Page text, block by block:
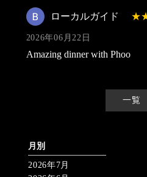
ローカルガイド
2026年06月22日
Amazing dinner with Phoo
一覧
月別
2026年7月